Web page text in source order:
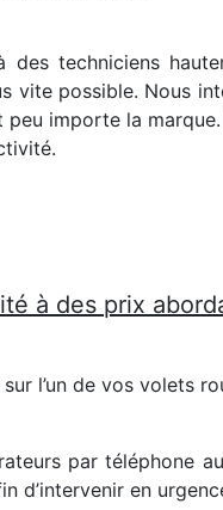
techniciens
vite possible. Nous
peu importe la
à des prix
l’un de vos volets
par téléphone
d’intervenir en